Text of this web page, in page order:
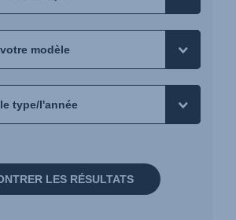
LES RÉSULTATS